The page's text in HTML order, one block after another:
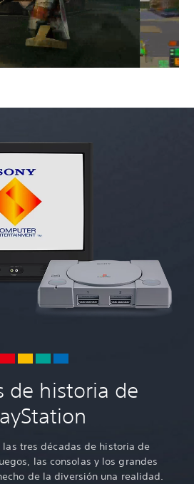
de historia de
las tres décadas de historia de
las consolas y los grandes
de la diversión una realidad.